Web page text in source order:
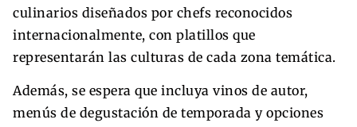
culinarios diseñados por chefs reconocidos
internacionalmente, con platillos que
representarán las culturas de cada zona temática.
Además, se espera que incluya vinos de autor,
menús de degustación de temporada y opciones